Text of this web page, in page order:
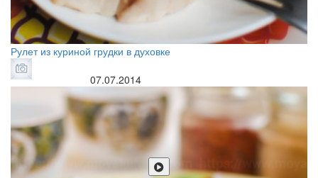
Рулет из куриной грудки в духовке
07.07.2014